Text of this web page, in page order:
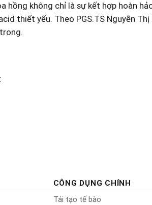
hồng⁤ không chỉ⁢ là sự kết hợp ‌hoàn
thiết yếu. Theo PGS.TS Nguyễn
CÔNG DỤNG CHÍNH
Tái ⁤tạo tế ‍bào